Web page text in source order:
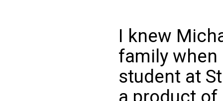
I knew
family when
student at